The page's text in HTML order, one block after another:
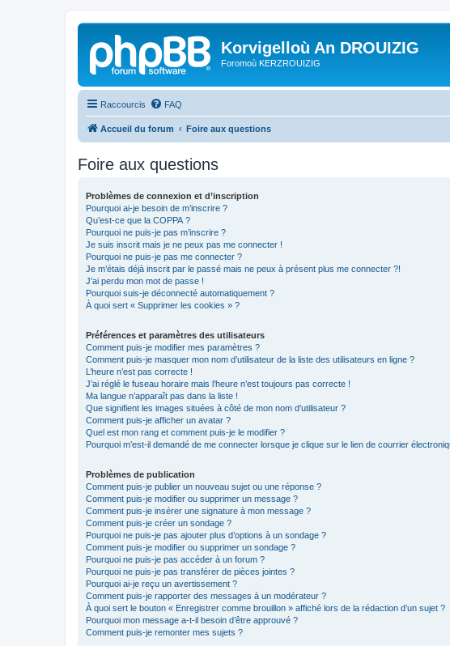
Korvigelloù An DROUIZIG
Foromoù KERZROUIZIG
Raccourcis FAQ
Accueil du forum Foire aux questions
Foire aux questions
Problèmes de connexion et d’inscription
Pourquoi ai-je besoin de m’inscrire ?
Qu’est-ce que la COPPA ?
Pourquoi ne puis-je pas m’inscrire ?
Je suis inscrit mais je ne peux pas me connecter !
Pourquoi ne puis-je pas me connecter ?
Je m’étais déjà inscrit par le passé mais ne peux à présent plus me connecter ?!
J’ai perdu mon mot de passe !
Pourquoi suis-je déconnecté automatiquement ?
À quoi sert « Supprimer les cookies » ?
Préférences et paramètres des utilisateurs
Comment puis-je modifier mes paramètres ?
Comment puis-je masquer mon nom d’utilisateur de la liste des utilisateurs en ligne ?
L’heure n’est pas correcte !
J’ai réglé le fuseau horaire mais l’heure n’est toujours pas correcte !
Ma langue n’apparaît pas dans la liste !
Que signifient les images situées à côté de mon nom d’utilisateur ?
Comment puis-je afficher un avatar ?
Quel est mon rang et comment puis-je le modifier ?
Pourquoi m’est-il demandé de me connecter lorsque je clique sur le lien de courrier
Problèmes de publication
Comment puis-je publier un nouveau sujet ou une réponse ?
Comment puis-je modifier ou supprimer un message ?
Comment puis-je insérer une signature à mon message ?
Comment puis-je créer un sondage ?
Pourquoi ne puis-je pas ajouter plus d’options à un sondage ?
Comment puis-je modifier ou supprimer un sondage ?
Pourquoi ne puis-je pas accéder à un forum ?
Pourquoi ne puis-je pas transférer de pièces jointes ?
Pourquoi ai-je reçu un avertissement ?
Comment puis-je rapporter des messages à un modérateur ?
À quoi sert le bouton « Enregistrer comme brouillon » affiché lors de la rédaction d’un sujet ?
Pourquoi mon message a-t-il besoin d’être approuvé ?
Comment puis-je remonter mes sujets ?